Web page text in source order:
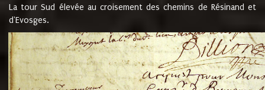
La tour Sud élevée au croisement des chemins de Résinand et
d'Evosges.